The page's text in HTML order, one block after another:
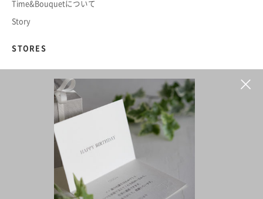
Time&Bouquetについて
Story
STORES
ご利用ガイド